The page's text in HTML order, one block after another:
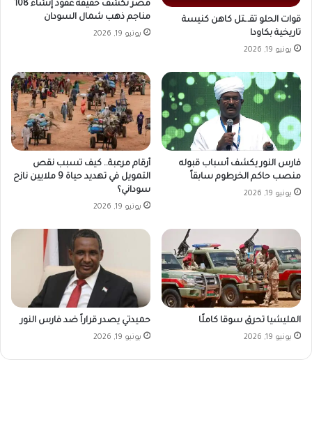
قوات الحلو تقـ.ـتل كاهن كنيسة
تاريخية بكاودا
يونيو 19, 2026
مصر تكشف حقيقة عقود إنشاء 108
مناجم ذهب شمال السودان
يونيو 19, 2026
فارس النور يكشف أسباب قبوله
منصب حاكم الخرطوم سابقاً
يونيو 19, 2026
أرقام مرعبة.. كيف تسبب نقص
التمويل في تهديد حياة 9 ملايين نازح
سوداني؟
يونيو 19, 2026
المليشيا تحرق سوقا كاملًا
يونيو 19, 2026
حميدتي يصدر قراراً ضد فارس النور
يونيو 19, 2026